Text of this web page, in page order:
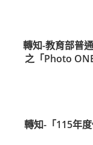
轉知-教育部普
之「Photo
轉知-「115年